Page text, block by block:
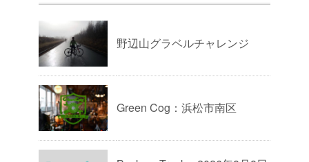
野辺山グラベルチャレンジ
Green Cog：浜松市南区